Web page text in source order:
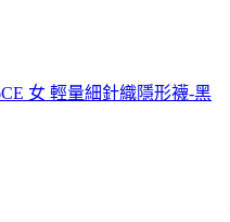
女 輕量細針織隱形襪-黑